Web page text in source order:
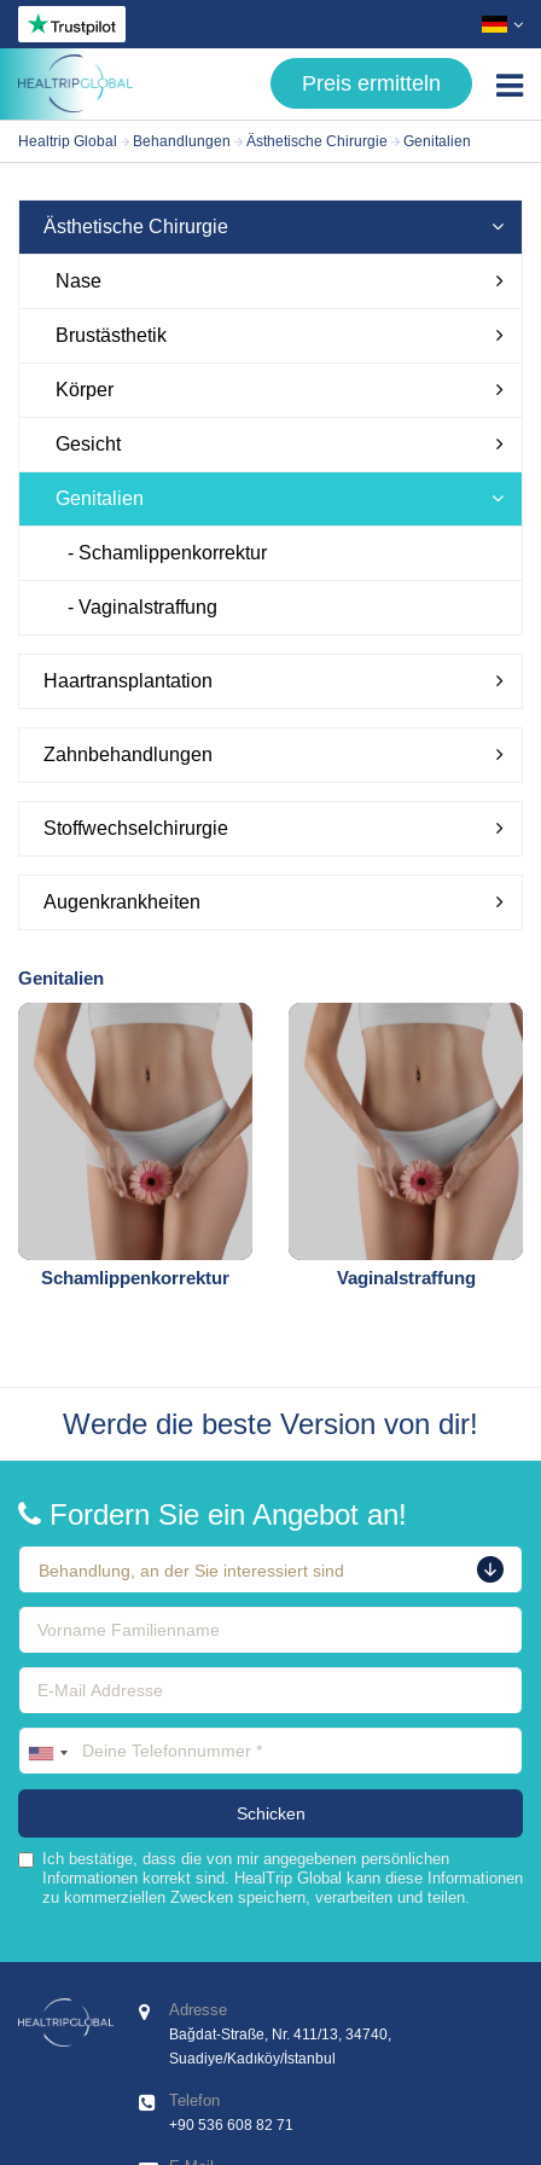
Preis ermitteln
Behandlungen
- Haartransplantation
- Zahnbehandlungen
- Stoffwechselchirurgie
- Augenkrankheiten
Über uns
Patientenleitfaden
Bloggen
Healtrip Global Behandlungen Ästhetische Chirurgie Genitalien
Ästhetische Chirurgie
Nase
Brustästhetik
Körper
Gesicht
Genitalien
- Schamlippenkorrektur
- Vaginalstraffung
Haartransplantation
Zahnbehandlungen
Stoffwechselchirurgie
Augenkrankheiten
Genitalien
Schamlippenkorrektur Vaginalstraffung
Werde die beste Version von dir!
Fordern Sie ein Angebot an!
Ich bestätige, dass die von mir angegebenen persönlichen
Informationen korrekt sind. HealTrip Global kann diese Informationen
zu kommerziellen Zwecken speichern, verarbeiten und teilen.
Adresse
Bağdat-Straße, Nr. 411/13, 34740,
Suadiye/Kadıköy/İstanbul
Telefon
+90 536 608 82 71